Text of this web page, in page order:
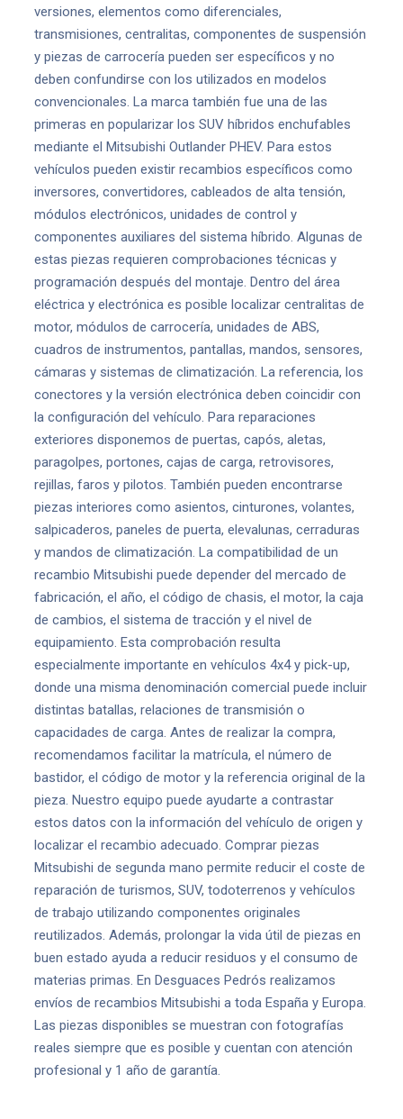
versiones, elementos como diferenciales,
transmisiones, centralitas, componentes de suspensión
y piezas de carrocería pueden ser específicos y no
deben confundirse con los utilizados en modelos
convencionales. La marca también fue una de las
primeras en popularizar los SUV híbridos enchufables
mediante el Mitsubishi Outlander PHEV. Para estos
vehículos pueden existir recambios específicos como
inversores, convertidores, cableados de alta tensión,
módulos electrónicos, unidades de control y
componentes auxiliares del sistema híbrido. Algunas de
estas piezas requieren comprobaciones técnicas y
programación después del montaje. Dentro del área
eléctrica y electrónica es posible localizar centralitas de
motor, módulos de carrocería, unidades de ABS,
cuadros de instrumentos, pantallas, mandos, sensores,
cámaras y sistemas de climatización. La referencia, los
conectores y la versión electrónica deben coincidir con
la configuración del vehículo. Para reparaciones
exteriores disponemos de puertas, capós, aletas,
paragolpes, portones, cajas de carga, retrovisores,
rejillas, faros y pilotos. También pueden encontrarse
piezas interiores como asientos, cinturones, volantes,
salpicaderos, paneles de puerta, elevalunas, cerraduras
y mandos de climatización. La compatibilidad de un
recambio Mitsubishi puede depender del mercado de
fabricación, el año, el código de chasis, el motor, la caja
de cambios, el sistema de tracción y el nivel de
equipamiento. Esta comprobación resulta
especialmente importante en vehículos 4x4 y pick-up,
donde una misma denominación comercial puede incluir
distintas batallas, relaciones de transmisión o
capacidades de carga. Antes de realizar la compra,
recomendamos facilitar la matrícula, el número de
bastidor, el código de motor y la referencia original de la
pieza. Nuestro equipo puede ayudarte a contrastar
estos datos con la información del vehículo de origen y
localizar el recambio adecuado. Comprar piezas
Mitsubishi de segunda mano permite reducir el coste de
reparación de turismos, SUV, todoterrenos y vehículos
de trabajo utilizando componentes originales
reutilizados. Además, prolongar la vida útil de piezas en
buen estado ayuda a reducir residuos y el consumo de
materias primas. En Desguaces Pedrós realizamos
envíos de recambios Mitsubishi a toda España y Europa.
Las piezas disponibles se muestran con fotografías
reales siempre que es posible y cuentan con atención
profesional y 1 año de garantía.